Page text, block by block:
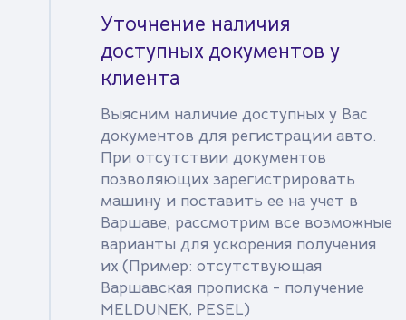
Уточнение наличия
доступных документов у
клиента
Выясним наличие доступных у Вас
документов для регистрации авто.
При отсутствии документов
позволяющих зарегистрировать
машину и поставить ее на учет в
Варшаве, рассмотрим все возможные
варианты для ускорения получения
их (Пример: отсутствующая
Варшавская прописка - получение
MELDUNEK, PESEL)